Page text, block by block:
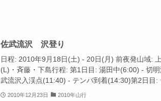
佐武流沢 沢登り
日程: 2010年9月18日(土) - 20日(月) 前夜発山域:
(L)・斉藤・下島行程: 第1日目: 湯田中(6:00) - 切
武流沢入渓点(11:40) - テンバ到着(14:30)第2日目
2010年12月23日 2010年山行